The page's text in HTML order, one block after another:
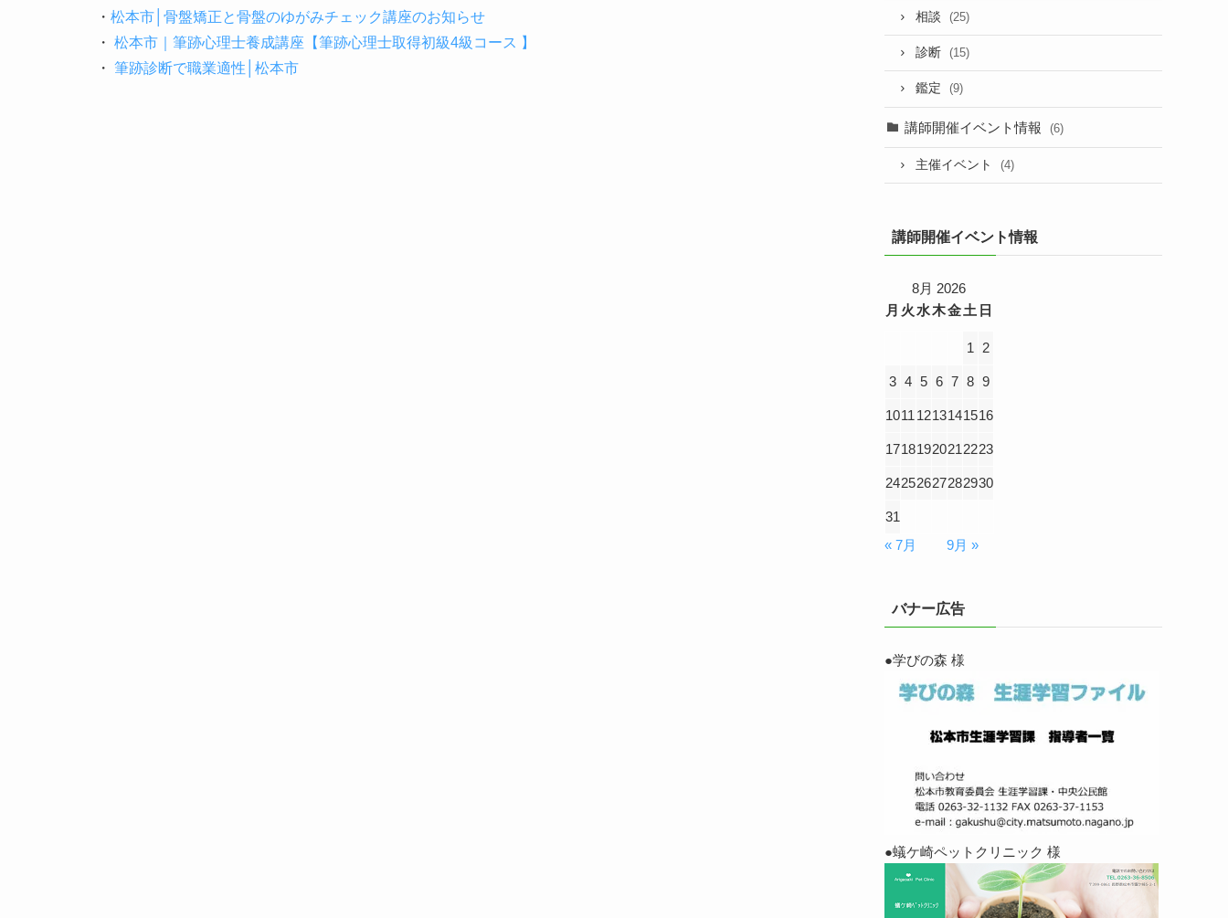
・松本市│骨盤矯正と骨盤のゆがみチェック講座のお知らせ
・ 松本市｜筆跡心理士養成講座【筆跡心理士取得初級4級コース 】
・ 筆跡診断で職業適性│松本市
相談 (25)
診断 (15)
鑑定 (9)
講師開催イベント情報 (6)
主催イベント (4)
講師開催イベント情報
8月 2026
月 火 水木金土 日
1 2
3 4 5 6 7 8 9
1011 1213141516
17181920212223
24252627282930
31
« 7月
9月 »
バナー広告
●学びの森 様
●蟻ケ崎ペットクリニック 様